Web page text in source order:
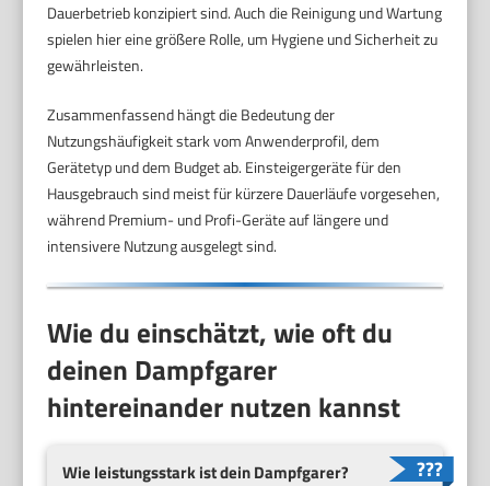
Dauerbetrieb konzipiert sind. Auch die Reinigung und Wartung
spielen hier eine größere Rolle, um Hygiene und Sicherheit zu
gewährleisten.
Zusammenfassend hängt die Bedeutung der
Nutzungshäufigkeit stark vom Anwenderprofil, dem
Gerätetyp und dem Budget ab. Einsteigergeräte für den
Hausgebrauch sind meist für kürzere Dauerläufe vorgesehen,
während Premium- und Profi-Geräte auf längere und
intensivere Nutzung ausgelegt sind.
Wie du einschätzt, wie oft du
deinen Dampfgarer
hintereinander nutzen kannst
Wie leistungsstark ist dein Dampfgarer?